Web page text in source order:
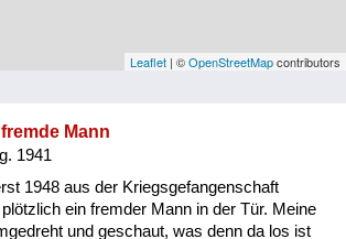
Vorarlberg
Kategorie
Besatzungsmächte
Leaflet | ©OpenStreetMapcontributors
Mann
1941
1948 aus der Kriegsgefangenschaft
ein fremder Mann in der Tür. Meine
und geschaut, was denn da los ist